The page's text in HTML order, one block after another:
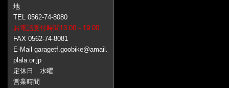
地
TEL 0562-74-8080
お電話受付時間13:00～19:00
FAX 0562-74-8081
E-Mail garagetf.goobike@amail.
plala.or.jp
定休日 水曜
営業時間